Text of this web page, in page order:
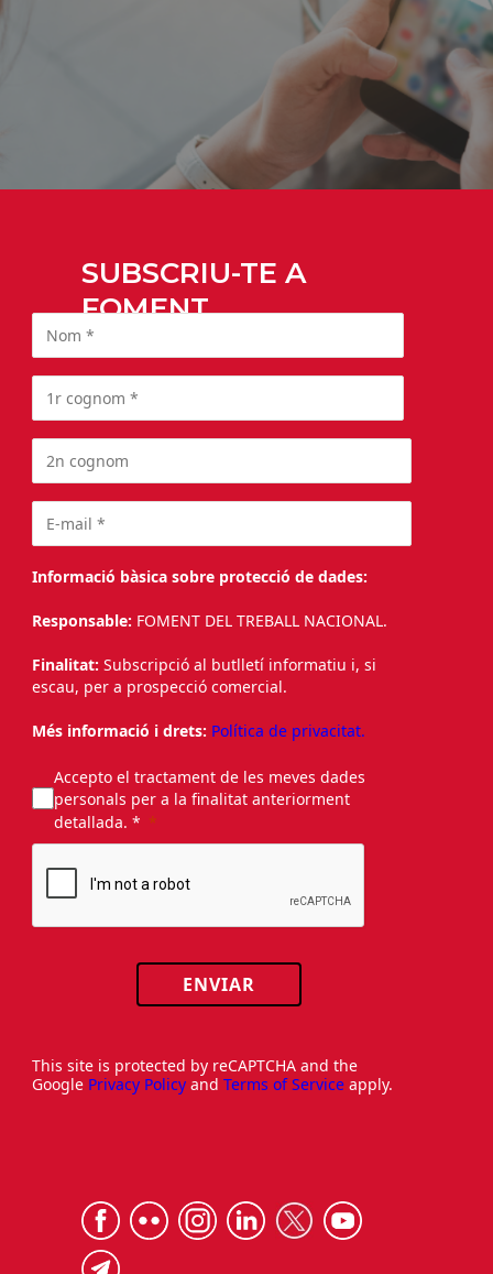
SUBSCRIU-TE A
FOMENT
Informació bàsica sobre protecció de dades:
Responsable: FOMENT DEL TREBALL NACIONAL.
Finalitat: Subscripció al butlletí informatiu i, si
escau, per a prospecció comercial.
Més informació i drets: Política de privacitat.
Accepto el tractament de les meves dades
personals per a la finalitat anteriorment
detallada. *
ENVIAR
This site is protected by reCAPTCHA and the
Google Privacy Policy and Terms of Service apply.